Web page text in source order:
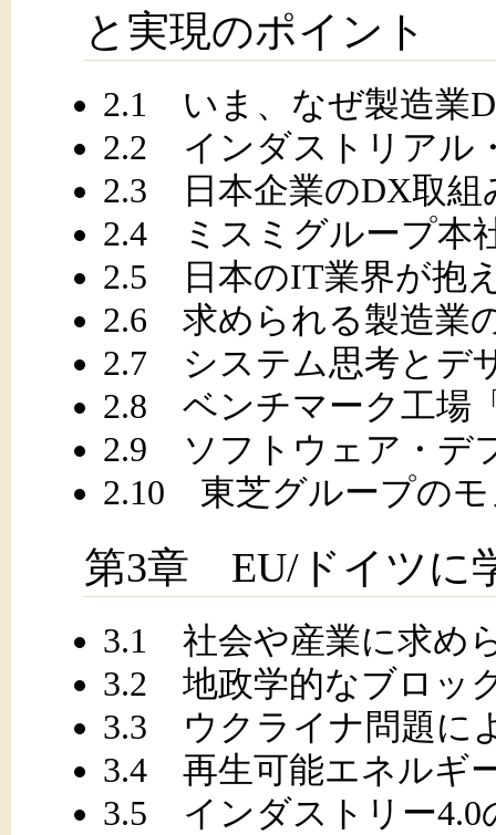
と実現のポイント
2.1 いま、なぜ製造業
2.2 インダストリアル
2.3 日本企業のDX取組
2.4 ミスミグループ本
2.5 日本のIT業界が抱
2.6 求められる製造業
2.7 システム思考とデ
2.8 ベンチマーク工場
2.9 ソフトウェア・デ
2.10 東芝グループの
第3章 EU/ドイツに
3.1 社会や産業に求め
3.2 地政学的なブロッ
3.3 ウクライナ問題に
3.4 再生可能エネルギ
3.5 インダストリー4.0